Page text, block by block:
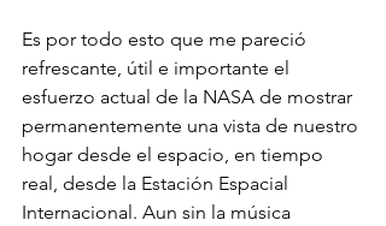
Es por todo esto que me pareció
refrescante, útil e importante el
esfuerzo actual de la NASA de mostrar
permanentemente una vista de nuestro
hogar desde el espacio, en tiempo
real, desde la Estación Espacial
Internacional. Aun sin la música